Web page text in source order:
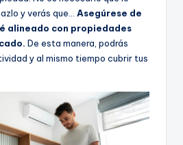
y verás que... Asegúrese de
alineado con propiedades
De esta manera, podrás
y al mismo tiempo cubrir tus